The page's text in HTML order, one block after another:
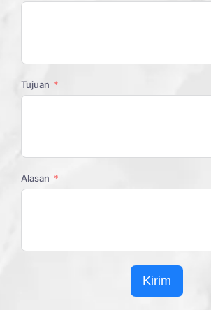
Tujuan
Alasan
Kirim